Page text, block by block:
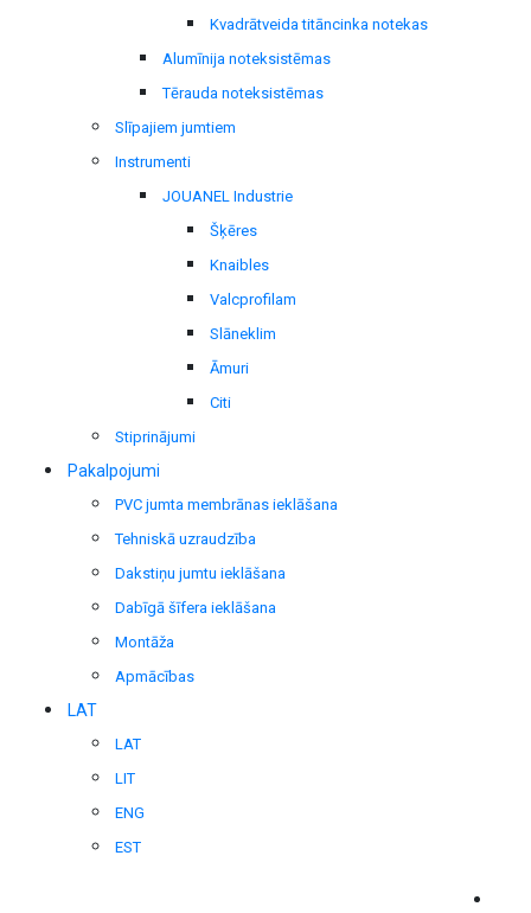
Kvadrātveida titāncinka notekas
Alumīnija noteksistēmas
Tērauda noteksistēmas
Slīpajiem jumtiem
Instrumenti
JOUANEL Industrie
Šķēres
Knaibles
Valcprofilam
Slāneklim
Āmuri
Citi
Stiprinājumi
Pakalpojumi
PVC jumta membrānas ieklāšana
Tehniskā uzraudzība
Dakstiņu jumtu ieklāšana
Dabīgā šīfera ieklāšana
Montāža
Apmācības
LAT
LAT
LIT
ENG
EST